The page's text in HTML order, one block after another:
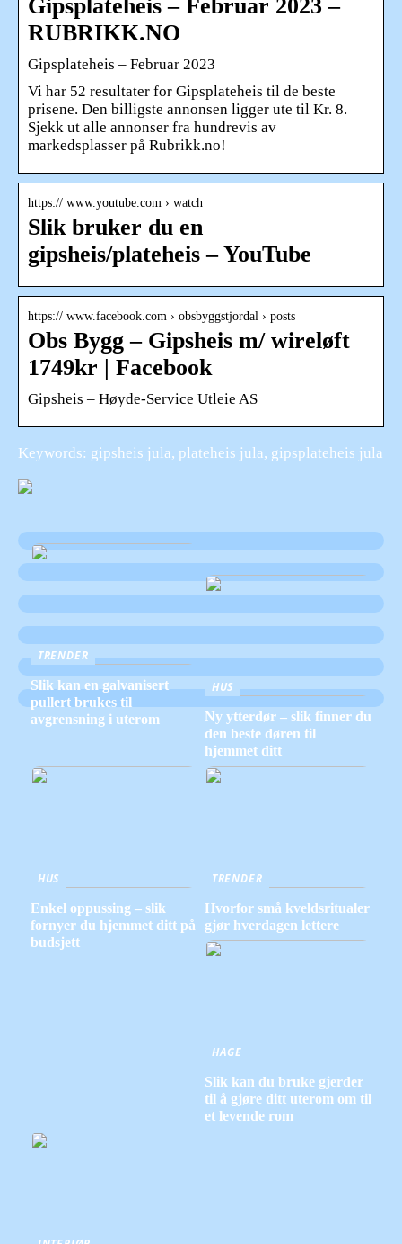
Gipsplateheis – Februar 2023 –
RUBRIKK.NO
Gipsplateheis – Februar 2023
Vi har 52 resultater for Gipsplateheis til de beste
prisene. Den billigste annonsen ligger ute til Kr. 8.
Sjekk ut alle annonser fra hundrevis av
markedsplasser på Rubrikk.no!
https:// www.youtube.com › watch
Slik bruker du en
gipsheis/plateheis – YouTube
https:// www.facebook.com › obsbyggstjordal › posts
Obs Bygg – Gipsheis m/ wireløft
1749kr | Facebook
Gipsheis – Høyde-Service Utleie AS
Keywords: gipsheis jula, plateheis jula, gipsplateheis jula
TRENDER
Slik kan en galvanisert
pullert brukes til
avgrensning i uterom
HUS
Ny ytterdør – slik finner du
den beste døren til
hjemmet ditt
HUS
Enkel oppussing – slik
fornyer du hjemmet ditt på
budsjett
TRENDER
Hvorfor små kveldsritualer
gjør hverdagen lettere
HAGE
Slik kan du bruke gjerder
til å gjøre ditt uterom om til
et levende rom